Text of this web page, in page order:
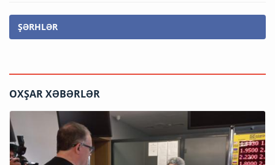
ŞƏRHLƏR
OXŞAR XƏBƏRLƏR